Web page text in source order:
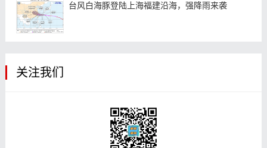
台风白海豚登陆上海福建沿海，强降雨来袭
关注我们